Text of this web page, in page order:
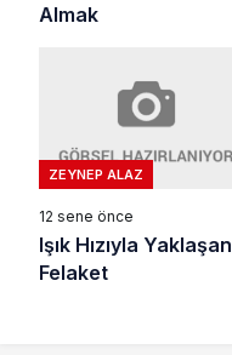
Almak
ZEYNEP ALAZ
12 sene önce
Işık Hızıyla Yaklaşan
Felaket